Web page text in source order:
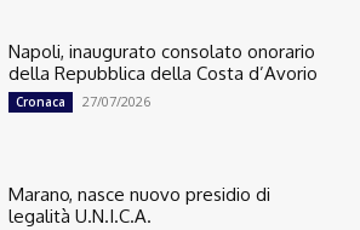
Napoli, inaugurato consolato onorario
della Repubblica della Costa d’Avorio
Cronaca 27/07/2026
Marano, nasce nuovo presidio di
legalità U.N.I.C.A.